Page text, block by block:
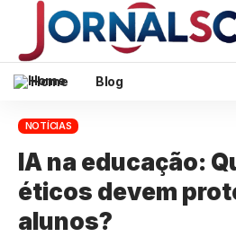
Home Blog
NOTÍCIAS
IA na educação:
éticos devem
alunos?